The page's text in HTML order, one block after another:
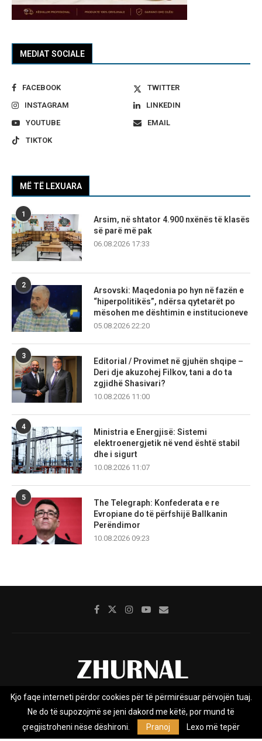
MEDIAT SOCIALE
FACEBOOK
TWITTER
INSTAGRAM
LINKEDIN
YOUTUBE
EMAIL
TIKTOK
MË TË LEXUARA
1
Arsim, në shtator 4.900 nxënës të klasës
së parë më pak
06.08.2026 17:33
2
Arsovski: Maqedonia po hyn në fazën e
“hiperpolitikës”, ndërsa qytetarët po
mësohen me dështimin e institucioneve
05.08.2026 22:20
3
Editorial / Provimet në gjuhën shqipe –
Deri dje akuzohej Filkov, tani a do ta
zgjidhë Shasivari?
10.08.2026 11:00
4
Ministria e Energjisë: Sistemi
elektroenergjetik në vend është stabil
dhe i sigurt
10.08.2026 11:07
5
The Telegraph: Konfederata e re
Evropiane do të përfshijë Ballkanin
Perëndimor
10.08.2026 09:23
Rreth nesh Impresumi Marketing
Kontakt
Privacy Policy
Kjo faqe interneti përdor cookies për të përmirësuar përvojën tuaj.
Ne do të supozojmë se jeni dakord me këtë, por mund të
çregjistroheni nëse dëshironi.
Pranoj Lexo më tepër